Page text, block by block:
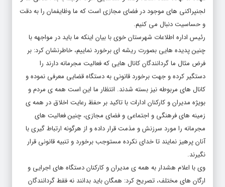
لجنپراکنی های موجود در فضای مجازی است که ما وظایفمان را به دقت
و حساسیت دنبال می کنیم.
رئیس اداره اطلاعات شهرستان خوی با بیان اینکه ما باید در مواجهه با
چنین پدیده هایی بصورت ریشه ای برخورد نماییم، خاطرنشان کرد: بر
فرض مثال ما گردانندگان کانال هایی که فعالیت مجرمانه دارند را
دستگیر کرده و جهت برخورد قانونی به دستگاه قضایی معرفی نموده و
کانال های مربوطه نیز بسته شدند. انتظار ما این است همه ی مردم و
بویژه مدیران و کارکنان ادارات با تاکید بر حفظ رعایت اخلاق در همه ی
زمینه های فرهنگی و اجتماعی و فضای مجازی، چنین فعالیت های
مجرمانه را مورد سرزنش و مذمت قرار داده و از هرگونه ارتباط گیری با
آنان پرهیز نمایند تا خدای نکرده مستوجب برخورد و تنبیه قانونی قرار
نگیرند.
وی با اعلام هشدار به همه ی مدیران و کارکنان دستگاه های اجرایی و
ارگان های مختلف، تصریح کرد: همگان باید بدانند نه فقط گردانندگان